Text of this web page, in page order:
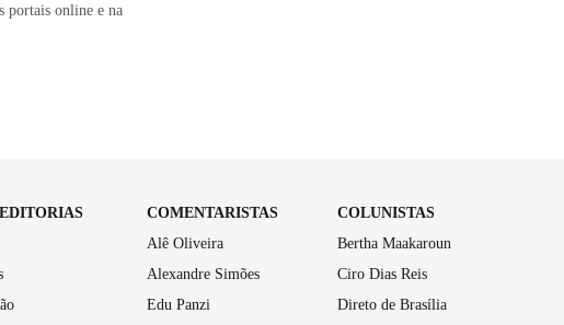
portais online e na
COMENTARISTAS
Alê Oliveira
Alexandre Simões
Edu Panzi
COLUNISTAS
Bertha Maakaroun
Ciro Dias Reis
Direto de Brasília